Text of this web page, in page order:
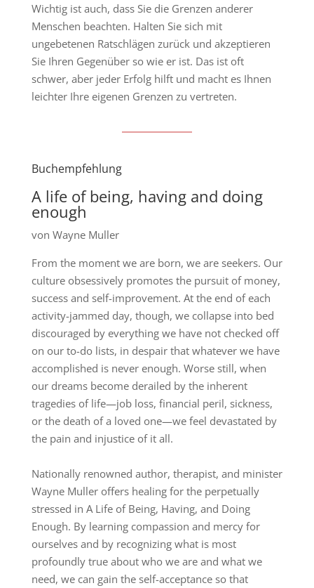
Wichtig ist auch, dass Sie die Grenzen anderer
Menschen beachten. Halten Sie sich mit
ungebetenen Ratschlägen zurück und akzeptieren
Sie Ihren Gegenüber so wie er ist. Das ist oft
schwer, aber jeder Erfolg hilft und macht es Ihnen
leichter Ihre eigenen Grenzen zu vertreten.
Buchempfehlung
A life of being, having and doing
enough
von Wayne Muller
From the moment we are born, we are seekers. Our
culture obsessively promotes the pursuit of money,
success and self-improvement. At the end of each
activity-jammed day, though, we collapse into bed
discouraged by everything we have not checked off
on our to-do lists, in despair that whatever we have
accomplished is never enough. Worse still, when
our dreams become derailed by the inherent
tragedies of life—job loss, financial peril, sickness,
or the death of a loved one—we feel devastated by
the pain and injustice of it all.
Nationally renowned author, therapist, and minister
Wayne Muller offers healing for the perpetually
stressed in A Life of Being, Having, and Doing
Enough. By learning compassion and mercy for
ourselves and by recognizing what is most
profoundly true about who we are and what we
need, we can gain the self-acceptance so that